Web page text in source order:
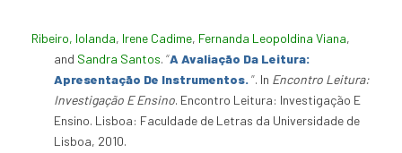
Ribeiro, Iolanda, Irene Cadime, Fernanda Leopoldina Viana,
and Sandra Santos. “A Avaliação Da Leitura:
Apresentação De Instrumentos.”. In Encontro Leitura:
Investigação E Ensino. Encontro Leitura: Investigação E
Ensino. Lisboa: Faculdade de Letras da Universidade de
Lisboa, 2010.